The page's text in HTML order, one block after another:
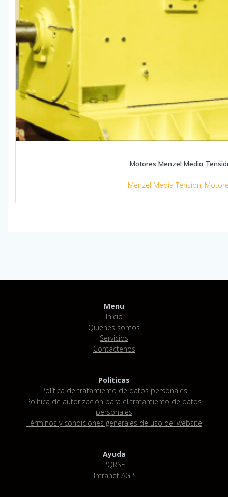
Motores Menzel Media
Menzel Media Tension,
Menu
Inicio
Quienes somos
Servicios
Contáctenos
Politicas
Política de tratamiento de datos personales
Política de autorización para el tratamiento de datos
personales
Términos y condiciones generales de uso del website
Ayuda
PQRSF
Intranet AGP